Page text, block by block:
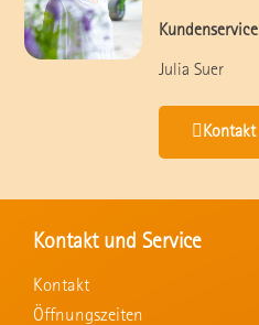
Kundenservice
Julia Suer
Kontakt
Kontakt und Service
Kontakt
Öffnungszeiten